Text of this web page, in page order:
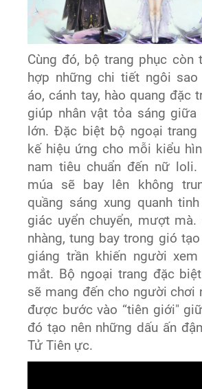
Cùng đó, bộ trang phục còn
hợp những chi tiết ngôi sao
áo, cánh tay, hào quang đặc
giúp nhân vật tỏa sáng giữa
lớn. Đặc biệt bộ ngoại
kế hiệu ứng cho mỗi kiểu
nam tiêu chuẩn đến nữ loli.
múa sẽ bay lên không
quầng sáng xung quanh
giác uyển chuyển, mượt
nhàng, tung bay trong gió
giáng trần khiến người
mắt. Bộ ngoại trang đặc
sẽ mang đến cho người chơi
được bước vào “tiên giới"
đó tạo nên những dấu ấn
Tử Tiên ực.